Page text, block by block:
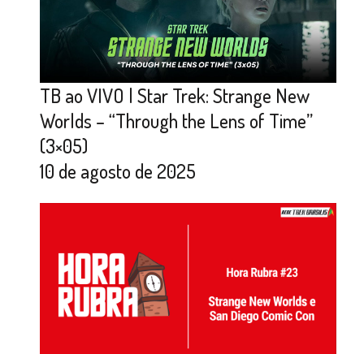
TB ao VIVO | Star Trek: Strange New
Worlds – “Through the Lens of Time”
(3×05)
10 de agosto de 2025